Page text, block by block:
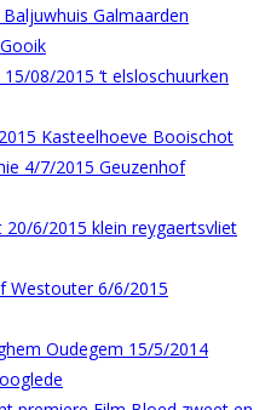
Galmaarden
08/2015 ‘t elsloschuurken
Kasteelhoeve Booischot
4/7/2015 Geuzenhof
6/2015 klein reygaertsvliet
Westouter 6/6/2015
Oudegem 15/5/2014